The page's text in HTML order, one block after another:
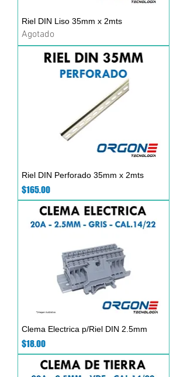
Riel DIN Liso 35mm x 2mts
Agotado
Riel DIN Perforado 35mm x 2mts
Precio
$165.00
Clema Electrica p/Riel DIN 2.5mm
Precio
$18.00